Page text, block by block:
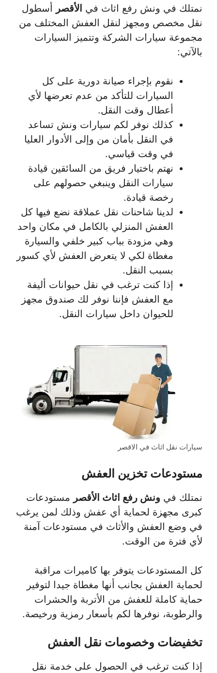
نمتلك في ونش رفع اثاث في الأقصر أسطول
نقل مخصص ومجهز لنقل العفش المختلف من
مجموعة سيارات الشركة وتتميز السيارات
بالآتي:
نقوم بإجراء صيانة دورية على كل
السيارات للتأكد من عدم تعرضها لأي
أعطال وقت النقل.
كذلك نوفر لكم سيارات ونش تساعد
في النقل بأمان من وإلى الأدوار العليا
في وقت قياسي.
نهتم باختيار فريق من السائقين قيادة
سيارات النقل وينبغي حصولهم على
رخصة قيادة.
لدينا شاحنات نقل عملاقة نضع فيها كل
العفش المنزلي بالكامل في مكان واحد
وهي مزودة بباب كبير خلفي والسيارة
مغطاة لكي لا يتعرض العفش لأي كسور
بسبب النقل.
إذا كنت ترغب في نقل حيوانات أليفة
مع العفش فإننا نوفر لك صندوق مجهز
للحيوان داخل سيارات النقل.
سيارات نقل اثاث في الاقصر
مستودعات تخزين العفش
نمتلك في ونش رفع اثاث الأقصر مستودعات
كبرى مجهزة لحماية أي عفش وذلك لمن يرغب
في وضع العفش والأثاث في مستودعات آمنة
لأي فترة من الوقت.
كل المستودعات يتوفر بها كاميرات مراقبة
لحماية العفش بجانب أنها مغطاة جيدا لتوفير
حماية كاملة للعفش من الأتربة والحشرات
والرطوبة، نوفرها لكم بأسعار رمزية ورخيصة.
تخفيضات وخصومات نقل العفش
إذا كنت ترغب في الحصول على خدمة نقل